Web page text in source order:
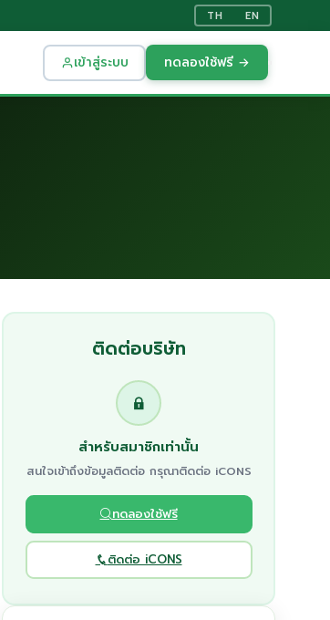
TH EN
เข้าสู่ระบบ ทดลองใช้ฟรี →
ติดต่อบริษัท
สำหรับสมาชิกเท่านั้น
สนใจเข้าถึงข้อมูลติดต่อ กรุณาติดต่อ iCONS
ทดลองใช้ฟรี
ติดต่อ iCONS